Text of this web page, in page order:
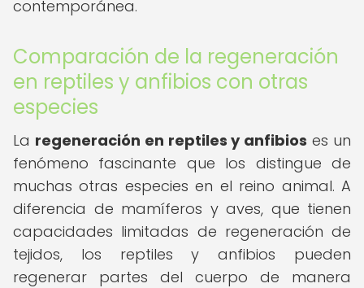
contemporánea.
Comparación de la regeneración
en reptiles y anfibios con otras
especies
La regeneración en reptiles y anfibios es un
fenómeno fascinante que los distingue de
muchas otras especies en el reino animal. A
diferencia de mamíferos y aves, que tienen
capacidades limitadas de regeneración de
tejidos, los reptiles y anfibios pueden
regenerar partes del cuerpo de manera